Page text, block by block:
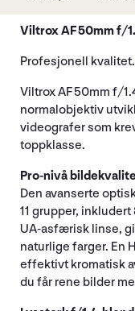
Viltrox AF 50mm f/
Profesjonell
Viltrox AF 50mm f/
normalobjektiv
videografer som
toppklasse.
Pro-nivå
Den avanserte
11 grupper,
UA-asfærisk linse,
naturlige farger. En
effektivt kromatisk
du får rene bilder